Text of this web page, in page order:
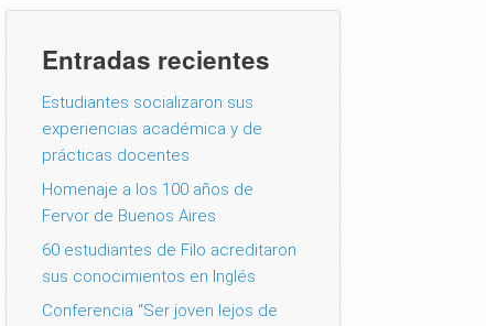
Entradas recientes
Estudiantes socializaron sus
experiencias académica y de
prácticas docentes
Homenaje a los 100 años de
Fervor de Buenos Aires
60 estudiantes de Filo acreditaron
sus conocimientos en Inglés
Conferencia “Ser joven lejos de